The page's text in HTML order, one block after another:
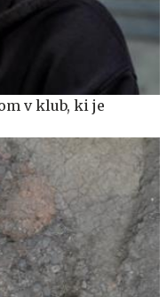
v klub, ki je